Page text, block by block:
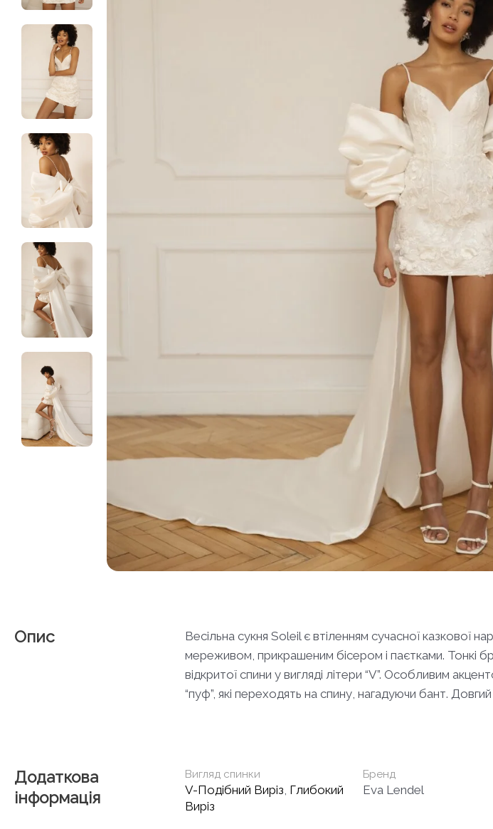
Опис
Весільна сукня Soleil є втіленням сучасної казкової
мереживом, прикрашеним бісером і паєтками. Тонкі
відкритої спини у вигляді літери “V”. Особливим
“пуф”, які переходять на спину, нагадуючи бант.
Додаткова
інформація
Вигляд спинки
V-Подібний Виріз Глибокий
Виріз
Бренд
Eva Lendel